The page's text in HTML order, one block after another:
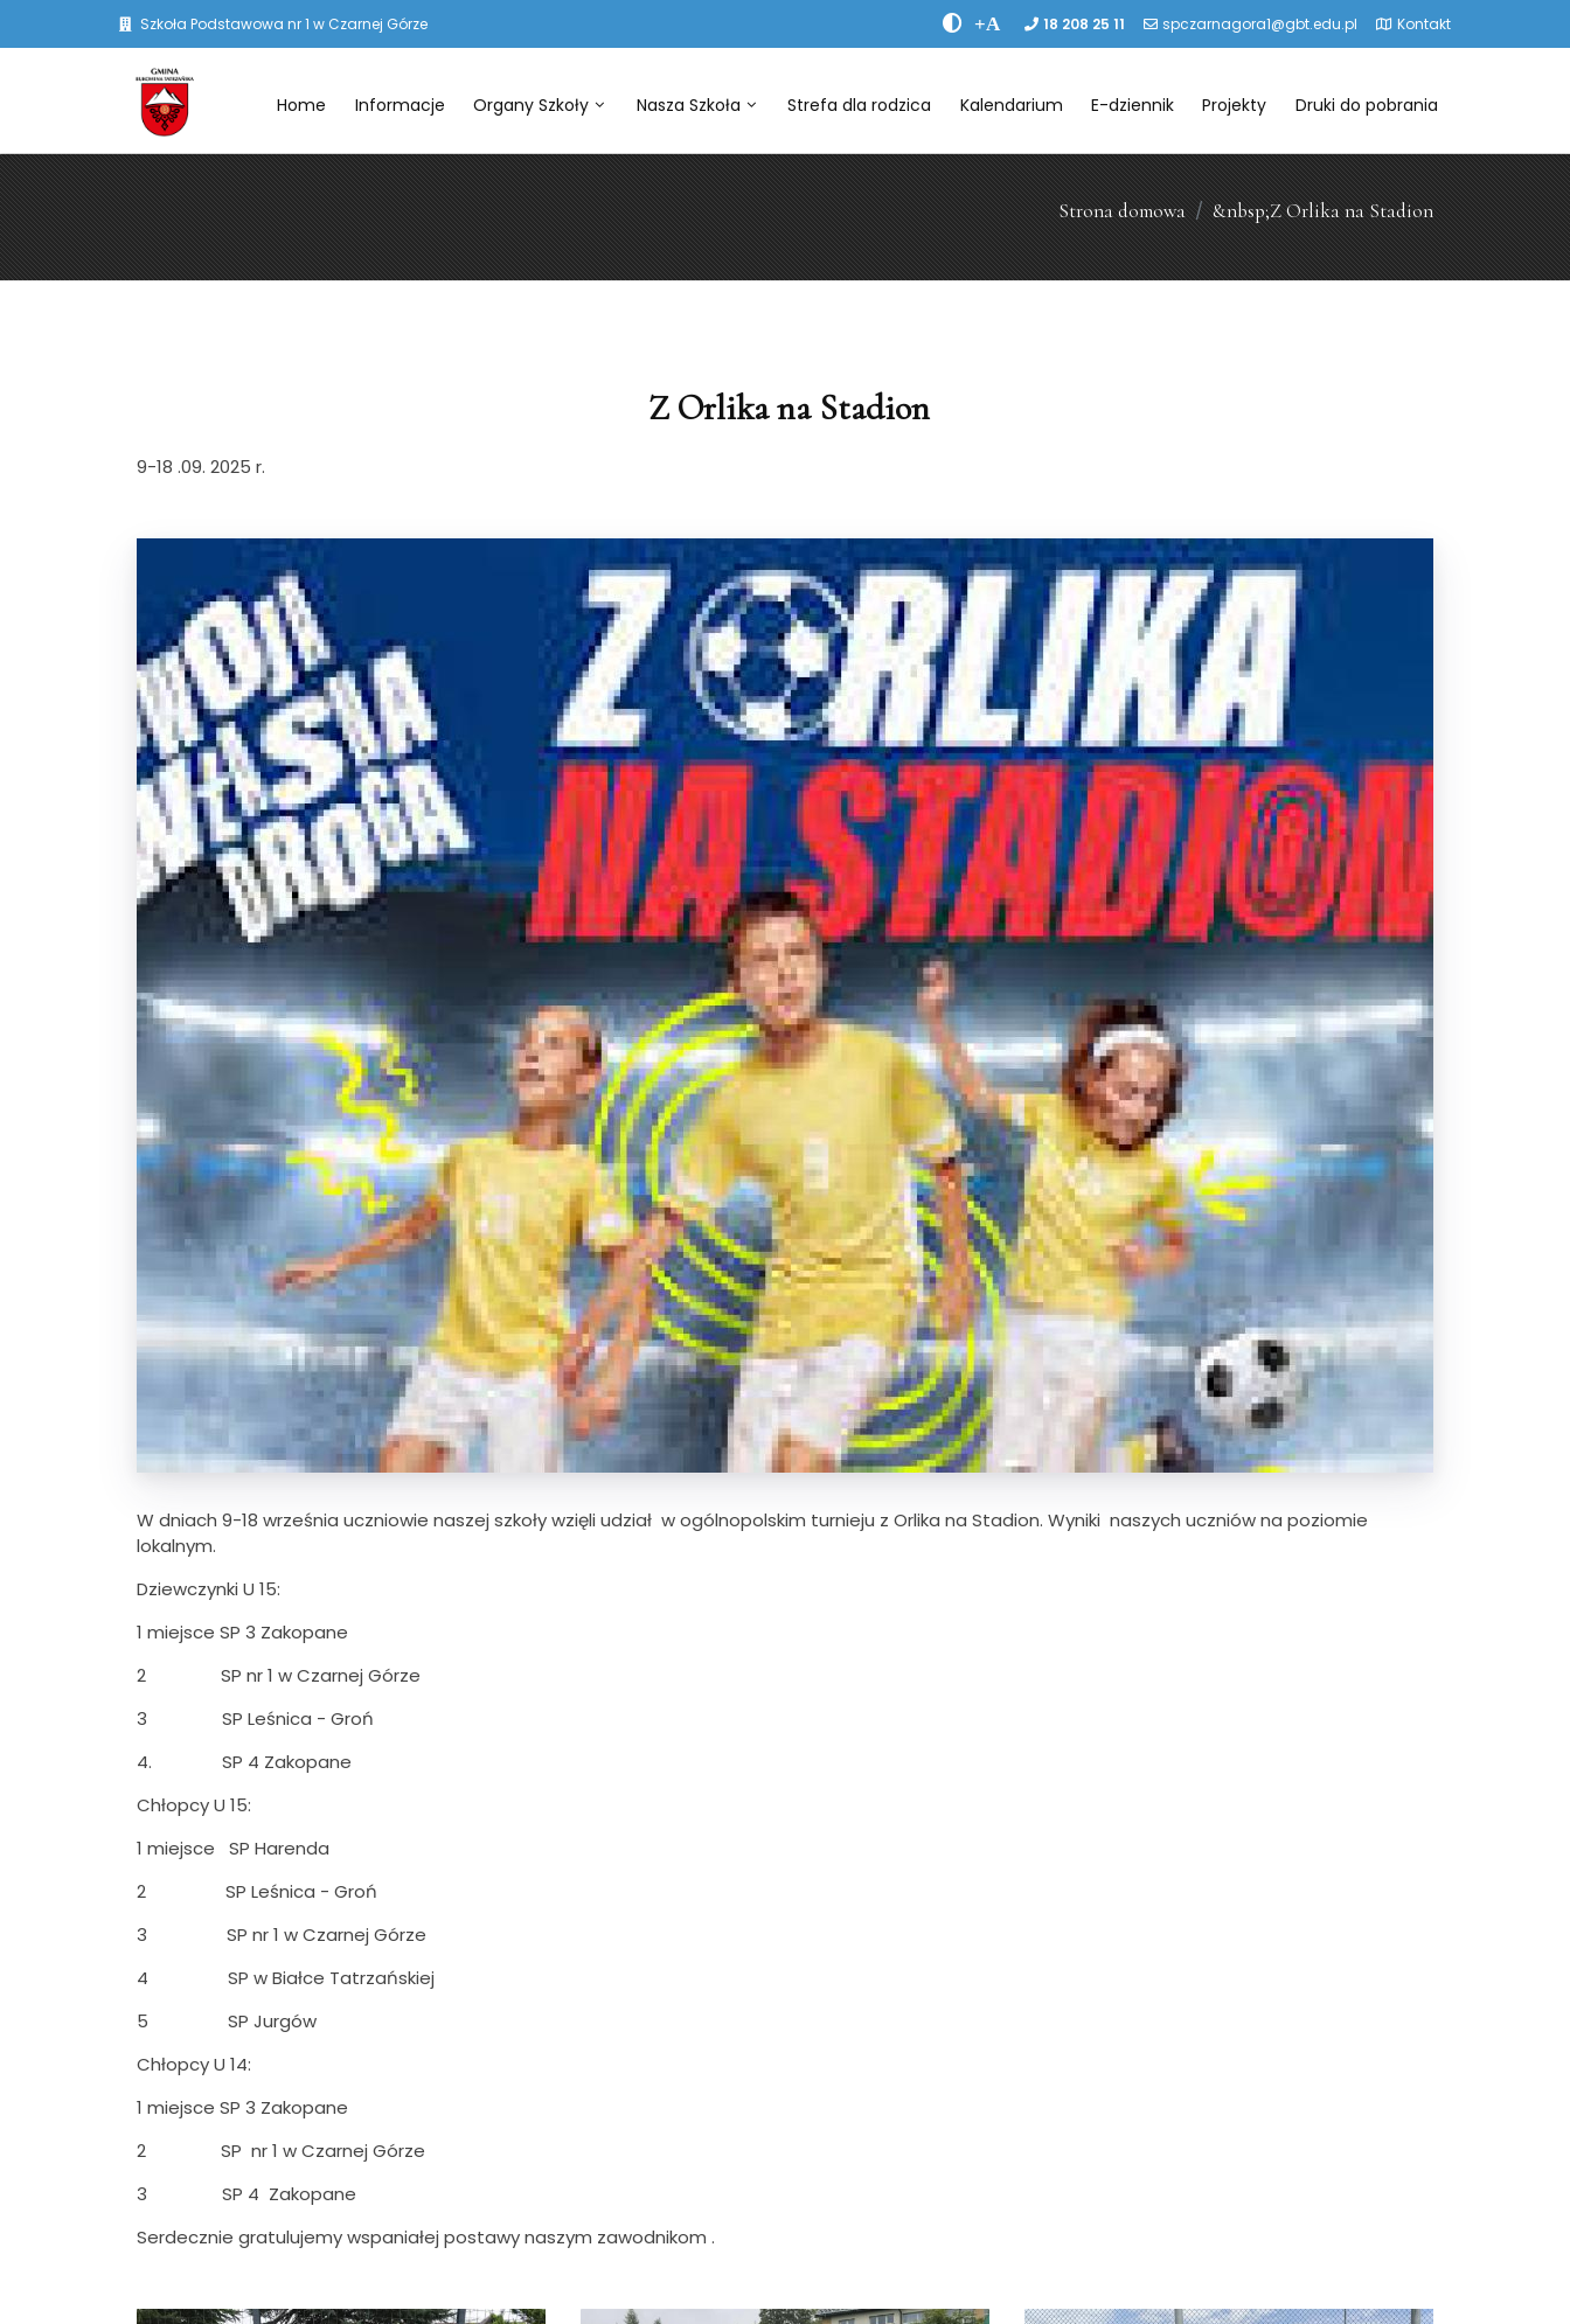
Szkoła Podstawowa nr 1 w Czarnej Górze +A 18 208 25 11 spczarnagora1@gbt.edu.pl Kontakt
Home Informacje Organy Szkoły Nasza Szkoła Strefa dla rodzica Kalendarium E-dziennik Projekty Druki do pobrania
Strona domowa &nbsp;Z Orlika na Stadion
Z Orlika na Stadion
9-18 .09. 2025 r.
W dniach 9-18 września uczniowie naszej szkoły wzięli udział w ogólnopolskim turnieju z Orlika na Stadion. Wyniki naszych uczniów na poziomie
lokalnym.
Dziewczynki U 15:
1 miejsce SP 3 Zakopane
2 SP nr 1 w Czarnej Górze
3 SP Leśnica - Groń
4. SP 4 Zakopane
Chłopcy U 15:
1 miejsce SP Harenda
2 SP Leśnica - Groń
3 SP nr 1 w Czarnej Górze
4 SP w Białce Tatrzańskiej
5 SP Jurgów
Chłopcy U 14:
1 miejsce SP 3 Zakopane
2 SP nr 1 w Czarnej Górze
3 SP 4 Zakopane
Serdecznie gratulujemy wspaniałej postawy naszym zawodnikom .